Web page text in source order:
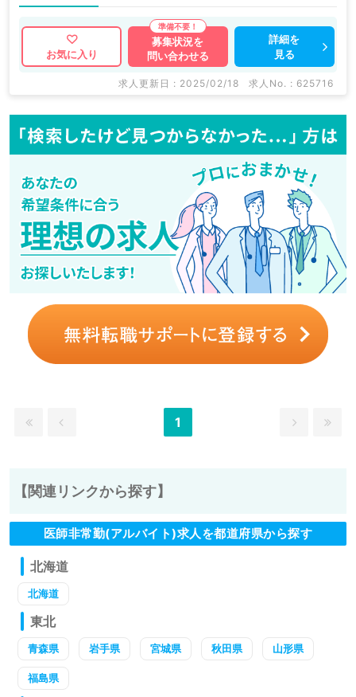
お気に入り
募集状況を
問い合わせる
詳細を
見る
求人更新日 : 2025/02/18 求人No. : 625716
1
【関連リンクから探す】
医師非常勤(アルバイト)求人を都道府県から探す
北海道
北海道
東北
青森県 岩手県 宮城県 秋田県 山形県
福島県